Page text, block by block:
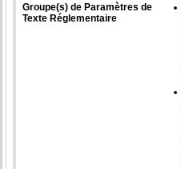
Groupe(s) de Paramètres de
Texte Réglementaire